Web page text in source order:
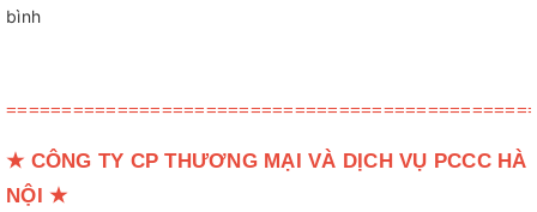
bình
★ CÔNG TY CP THƯƠNG MẠI VÀ DỊCH VỤ PCCC HÀ
NỘI ★